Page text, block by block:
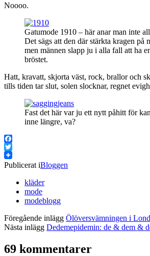
Noooo.
Gatumode 1910 – här anar man inte
Det sägs att den där stärkta kragen på
men männen slapp ju i alla fall att ha
bröstet.
Hatt, kravatt, skjorta väst, rock, brallor och
tills tiden tar slut, solen slocknar, regnet
Fast det här var ju ett nytt påhitt för
inne längre, va?
Facebook
Twitter
Publicerat iBloggen
kläder
mode
modeblogg
Föregående inlägg Ölöversvämningen i
Nästa inlägg Dedemepidemin: de & dem &
69 kommentarer